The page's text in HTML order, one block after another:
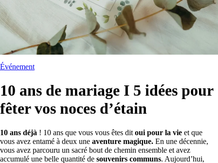
Événement
10 ans de mariage I 5 idées pour
fêter vos noces d’étain
10 ans déjà ! 10 ans que vous vous êtes dit oui pour la vie et que
vous avez entamé à deux une aventure magique. En une décennie,
vous avez parcouru un sacré bout de chemin ensemble et avez
accumulé une belle quantité de souvenirs communs. Aujourd’hui,